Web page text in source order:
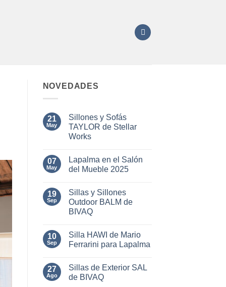
NOVEDADES
21
May
Sillones y Sofás
TAYLOR de Stellar
Works
comentarios
en
Sillones
TAYLOR
de
Stellar
Works
07
May
Lapalma en el Salón
del Mueble 2025
comentarios
en
Lapalma
en
del
Mueble
2025
19
Sep
Sillas y Sillones
Outdoor BALM de
BIVAQ
comentarios
en
Sillas
Outdoor
BALM
de
10
Sep
Silla HAWI de Mario
Ferrarini para Lapalma
comentarios
en
Silla
27
Ago
Sillas de Exterior SAL
de BIVAQ